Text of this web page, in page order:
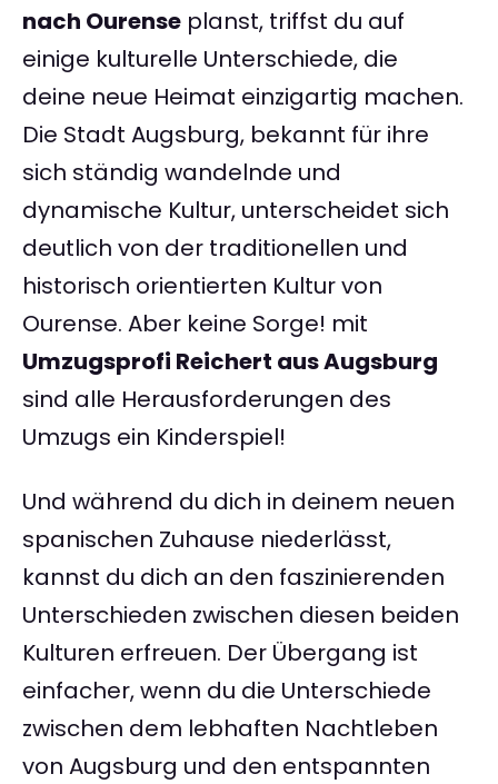
nach Ourense planst, triffst du auf
einige kulturelle Unterschiede, die
deine neue Heimat einzigartig machen.
Die Stadt Augsburg, bekannt für ihre
sich ständig wandelnde und
dynamische Kultur, unterscheidet sich
deutlich von der traditionellen und
historisch orientierten Kultur von
Ourense. Aber keine Sorge! mit
Umzugsprofi Reichert aus Augsburg
sind alle Herausforderungen des
Umzugs ein Kinderspiel!
Und während du dich in deinem neuen
spanischen Zuhause niederlässt,
kannst du dich an den faszinierenden
Unterschieden zwischen diesen beiden
Kulturen erfreuen. Der Übergang ist
einfacher, wenn du die Unterschiede
zwischen dem lebhaften Nachtleben
von Augsburg und den entspannten